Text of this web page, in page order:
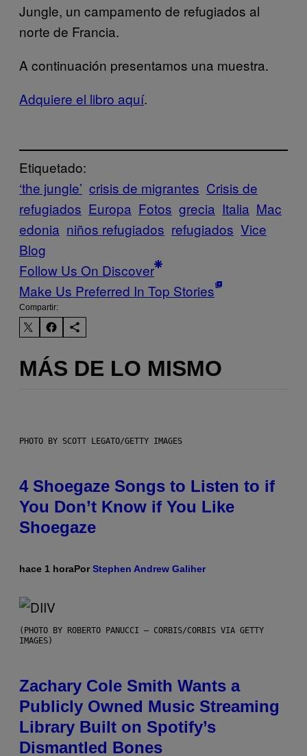
Jungle, un campamento de refugiados al
norte de Francia.
A continuación presentamos una muestra.
Adquiere el libro aquí.
Etiquetado:
‘the jungle’ crisis de migrantes Crisis de
refugiados Europa Fotos grecia Italia Mac
edonia niños refugiados refugiados Vice
Blog
Follow Us On Discover
Make Us Preferred In Top Stories
Compartir:
MÁS DE LO MISMO
PHOTO BY SCOTT LEGATO/GETTY IMAGES
4 Shoegaze Songs to Listen to if
You Don’t Know if You Like
Shoegaze
hace 1 horaPorStephen Andrew Galiher
(PHOTO BY ROBERTO PANUCCI – CORBIS/CORBIS VIA GETTY
IMAGES)
Zachary Cole Smith Wants a
Publicly Owned Music Streaming
Library Built on Spotify’s
Dismantled Bones